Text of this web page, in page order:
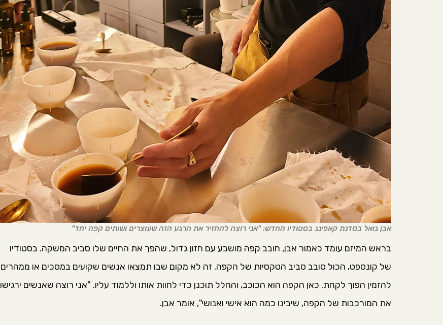
אבן גואל בסדנת קאפינג בסטודיו החדש: "אני רוצה להחזיר את הרגע הזה שעוצרים ושותים קפה יחד"
בראש המיזם עומד כאמור אבן, חובב קפה מושבע עם חזון גדול, שהפך את החיים שלו סביב המשקה. בסטודיו
של קונספט, הכול סובב סביב הטקסיות של הקפה. זה לא מקום שבו תמצאו אנשים שקועים במסכים או ממהרים
להזמין הפוך לקחת. כאן הקפה הוא הכוכב, והחלל תוכנן כדי לחוות אותו וללמוד עליו. "אני רוצה שאנשים ירגישו
את המורכבות של הקפה, שיבינו כמה הוא אישי ואנושי", אומר אבן.